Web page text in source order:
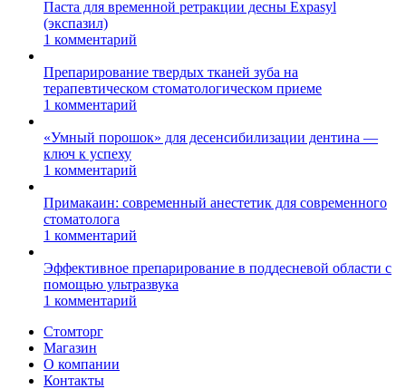
Паста для временной ретракции десны Expasyl
(экспазил)
1 комментарий
Препарирование твердых тканей зуба на
терапевтическом стоматологическом приеме
1 комментарий
«Умный порошок» для десенсибилизации дентина —
ключ к успеху
1 комментарий
Примакаин: современный анестетик для современного
стоматолога
1 комментарий
Эффективное препарирование в поддесневой области с
помощью ультразвука
1 комментарий
Стомторг
Магазин
О компании
Контакты